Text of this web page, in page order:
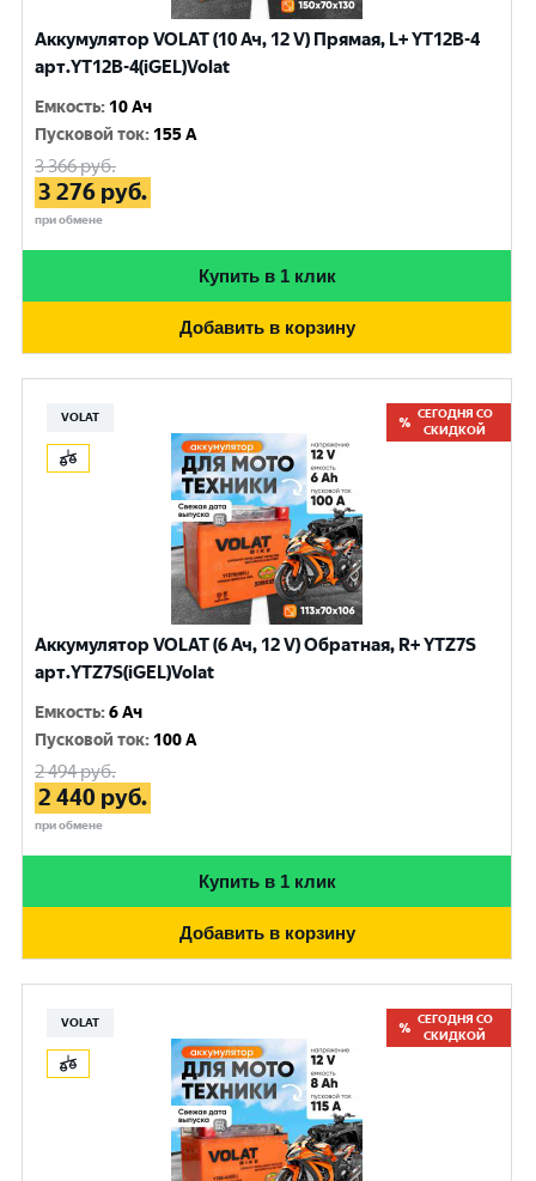
Аккумулятор VOLAT (10 Ач, 12 V) Прямая, L+ YT12B-4
арт.YT12B-4(iGEL)Volat
Емкость: 10 Ач
Пусковой ток: 155 A
3 366руб.
3 276 руб.
при обмене
Купить в 1 клик
Добавить в корзину
VOLAT
СЕГОДНЯ СО
СКИДКОЙ
Аккумулятор VOLAT (6 Ач, 12 V) Обратная, R+ YTZ7S
арт.YTZ7S(iGEL)Volat
Емкость:6 Ач
Пусковой ток: 100 A
2 494руб.
2 440 руб.
при обмене
Купить в 1 клик
Добавить в корзину
VOLAT
СЕГОДНЯ СО
СКИДКОЙ